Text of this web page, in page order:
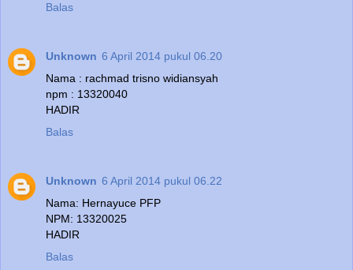
Balas
Unknown 6 April 2014 pukul 06.20
Nama : rachmad trisno widiansyah
npm : 13320040
HADIR
Balas
Unknown 6 April 2014 pukul 06.22
Nama: Hernayuce PFP
NPM: 13320025
HADIR
Balas